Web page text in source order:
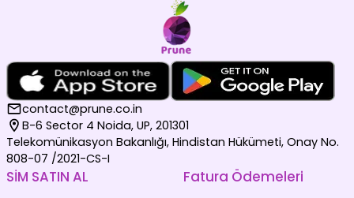
contact@prune.co.in
B-6 Sector 4 Noida, UP, 201301
Telekomünikasyon Bakanlığı, Hindistan Hükümeti, Onay No.
808-07 /2021-CS-I
SİM SATIN AL Fatura Ödemeleri